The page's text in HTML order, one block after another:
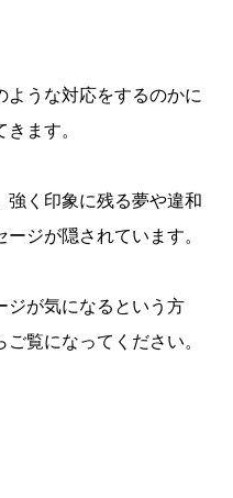
ような対応をするのかに
ます。
強く印象に残る夢や違和
ジが隠されています。
ジが気になるという方
覧になってください。